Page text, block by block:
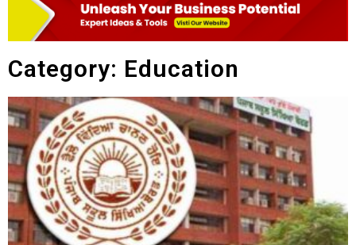
Category: Education